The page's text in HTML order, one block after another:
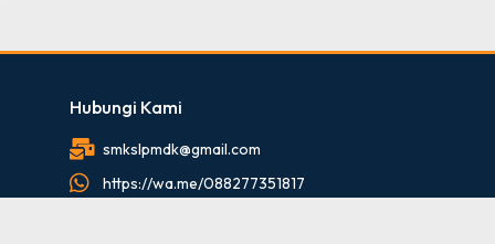
Hubungi Kami
smkslpmdk@gmail.com
https://wa.me/088277351817